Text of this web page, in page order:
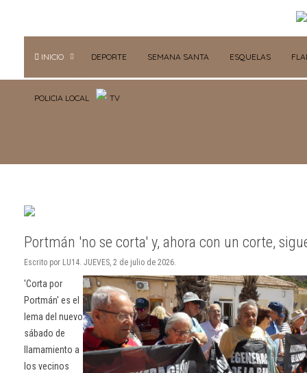
INICIO DEPORTE SEMANA SANTA ESQUELAS
POLICIA LOCAL TV
Portmán 'no se corta' y, ahora con un corte,
Escrito por LU14. JUEVES, 2 de julio de 2026.
'Corta por
Portmán' es el
lema del nuevo
sábado de
llamamiento a
los vecinos